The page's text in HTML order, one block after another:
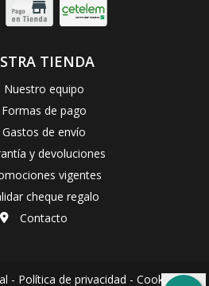
TIENDA
Nuestro equipo
Formas de pago
Gastos de envío
y devoluciones
vigentes
cheque regalo
Contacto
- Política de privacidad - Cookies-